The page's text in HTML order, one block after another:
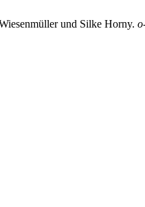
und Silke Horny.